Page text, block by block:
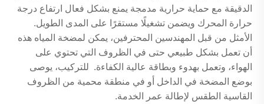
الدقيقة مع حماية حرارية مدمجة يمنع بشكل فعال ارتفاع درجة
حرارة المحرك ويضمن تشغيلًا مستقرًا على المدى الطويل.
الأمثل من قبل المهندسين المحترفين، يمكن لمضخة المياه هذه
أن تعمل بشكل طبيعي حتى في الظروف التي تحتوي على
الهواء، وتعمل بهدوء وبطاقة عالية الكفاءة. للتركيب، يوصى
بوضع المضخة في الداخل أو في منطقة محمية من الظروف
القاسية الطقس لإطالة عمر الخدمة.